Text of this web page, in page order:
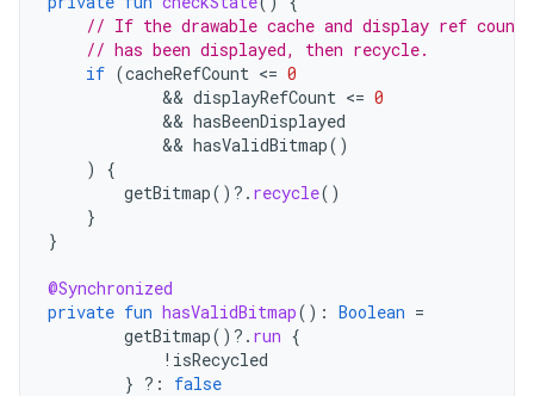
// If the drawable cache and display ref
// has been displayed, then recycle.
if (cacheRefCount <= 0
            &&
displayRefCount <= 0
            &&
hasBeenDisplayed
            &&
hasValidBitmap()
)
{
getBitmap() ?. recycle()
}
}
@Synchronized
private fun hasValidBitmap(): Boolean =
getBitmap() ?. run {
! isRecycled
} ?: false